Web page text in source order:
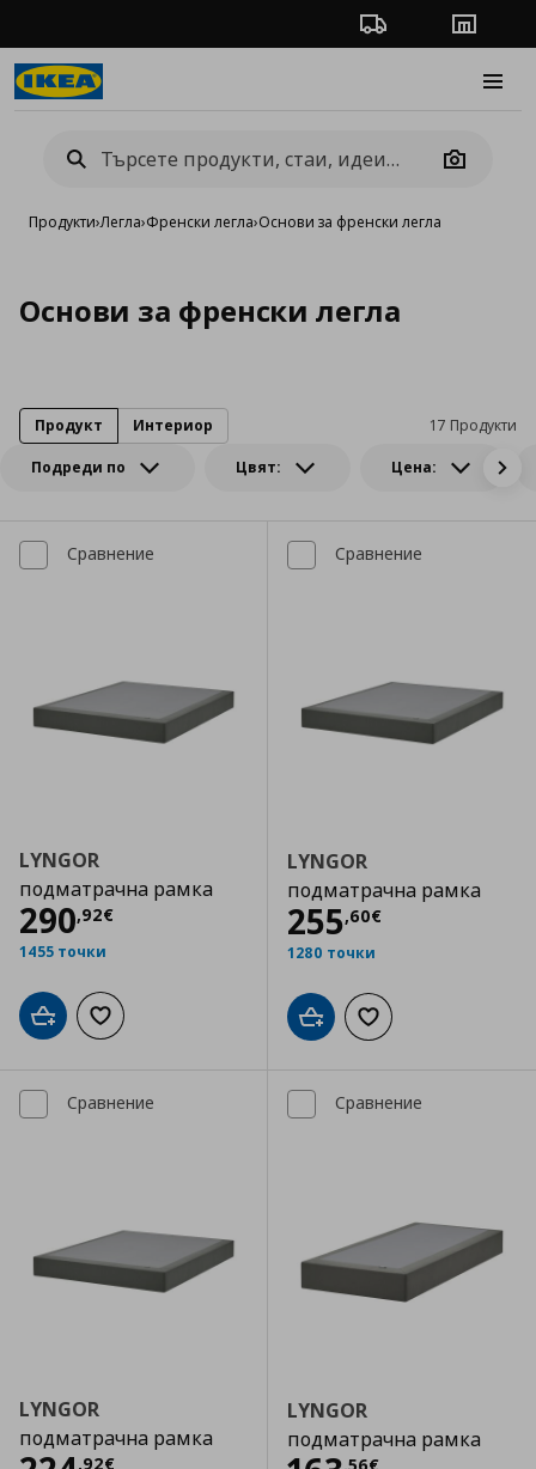
Проследяване на
Camera
Продукти›Легла›Френски легла›Основи за френски легла
Основи за френски легла
Подреди по Цвят: Цена:
17 Продукти
Продукт Интериор
Сравнение
LYNGOR
подматрачна рамка
290,92€
Цена
1455 точки
Добави в кошницата
Добави към списъка с любими
Сравнение
LYNGOR
подматрачна рамка
255,60€
Цена
1280 точки
Добави в кошницата
Добави към
Сравнение
LYNGOR
подматрачна рамка
,92€
Сравнение
LYNGOR
подматрачна рамка